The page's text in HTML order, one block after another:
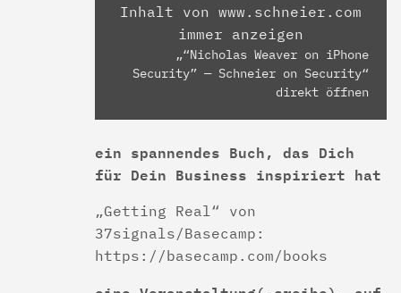
Inhalt von www.schneier.com
immer anzeigen
„“Nicholas Weaver on iPhone
Security” — Schneier on Security“
direkt öffnen
ein spannendes Buch, das Dich
für Dein Business inspiriert hat
„Getting Real“ von
37signals/Basecamp:
https://basecamp.com/books